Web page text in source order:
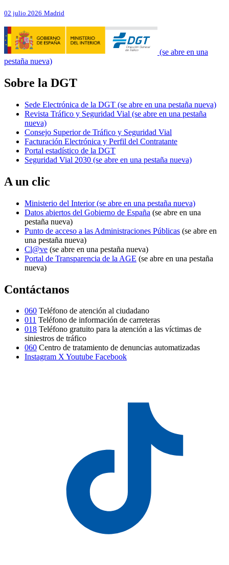
02 julio 2026 Madrid
(se abre en una
pestaña nueva)
Sobre la DGT
Sede Electrónica de la DGT (se abre en una pestaña nueva)
Revista Tráfico y Seguridad Vial (se abre en una pestaña
nueva)
Consejo Superior de Tráfico y Seguridad Vial
Facturación Electrónica y Perfil del Contratante
Portal estadístico de la DGT
Seguridad Vial 2030 (se abre en una pestaña nueva)
A un clic
Ministerio del Interior(se abre en una pestaña nueva)
Datos abiertos del Gobierno de España (se abre en una
pestaña nueva)
Punto de acceso a las Administraciones Públicas (se abre en
una pestaña nueva)
Cl@ve (se abre en una pestaña nueva)
Portal de Transparencia de la AGE (se abre en una pestaña
nueva)
Contáctanos
060 Teléfono de atención al ciudadano
011 Teléfono de información de carreteras
018 Teléfono gratuito para la atención a las víctimas de
siniestros de tráfico
060 Centro de tratamiento de denuncias automatizadas
Instagram XYoutube Facebook